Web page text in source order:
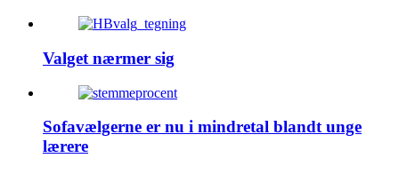
Valget nærmer sig
Sofavælgerne er nu i mindretal blandt unge
lærere